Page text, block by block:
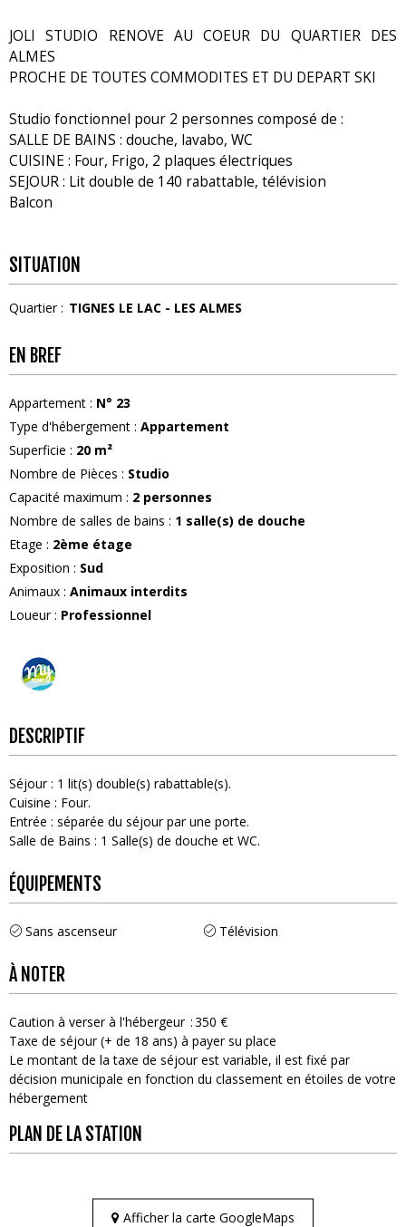
JOLI STUDIO RENOVE AU COEUR DU QUARTIER DES
ALMES
PROCHE DE TOUTES COMMODITES ET DU DEPART SKI
Studio fonctionnel pour 2 personnes composé de :
SALLE DE BAINS : douche, lavabo, WC
CUISINE : Four, Frigo, 2 plaques électriques
SEJOUR : Lit double de 140 rabattable, télévision
Balcon
SITUATION
Quartier : TIGNES LE LAC - LES ALMES
EN BREF
Appartement : N° 23
Type d'hébergement : Appartement
Superficie : 20 m²
Nombre de Pièces : Studio
Capacité maximum : 2 personnes
Nombre de salles de bains : 1 salle(s) de douche
Etage : 2ème étage
Exposition : Sud
Animaux : Animaux interdits
Loueur: Professionnel
DESCRIPTIF
Séjour: 1 lit(s) double(s) rabattable(s)
Cuisine : Four
Entrée : séparée du séjour par une porte
Salle de Bains : 1 Salle(s) de douche et WC
ÉQUIPEMENTS
Sans ascenseur Télévision
À NOTER
Caution à verser à l'hébergeur 350 €
Taxe de séjour (+ de 18 ans) à payer su place
Le montant de la taxe de séjour est variable, il est fixé par
décision municipale en fonction du classement en étoiles de votre
hébergement
PLAN DE LA STATION
Afficher la carte GoogleMaps